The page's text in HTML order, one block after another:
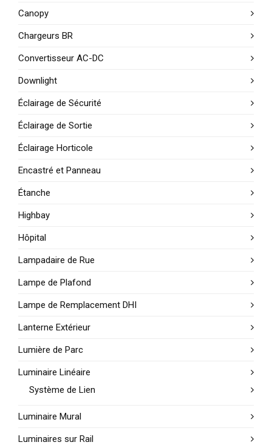
Canopy
Chargeurs BR
Convertisseur AC-DC
Downlight
Éclairage de Sécurité
Éclairage de Sortie
Éclairage Horticole
Encastré et Panneau
Étanche
Highbay
Hôpital
Lampadaire de Rue
Lampe de Plafond
Lampe de Remplacement DHI
Lanterne Extérieur
Lumière de Parc
Luminaire Linéaire
Système de Lien
Luminaire Mural
Luminaires sur Rail